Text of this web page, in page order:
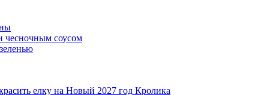
чесночным соусом
елку на Новый 2027 год Кролика